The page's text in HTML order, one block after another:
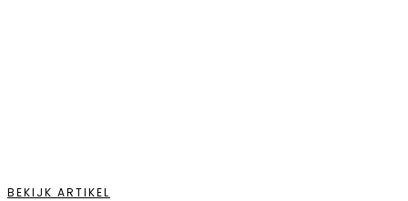
BEKIJK ARTIKEL